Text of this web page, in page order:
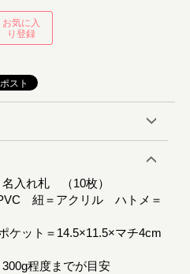
お気に入
り登録
入れ札 （10枚）
紐＝アクリル ハトメ＝
ット＝14.5×11.5×マチ4cm
程度までが目安